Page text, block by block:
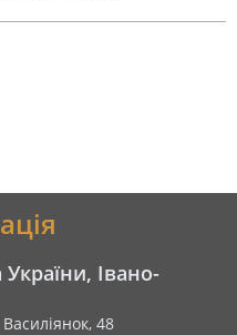
Івано-
48